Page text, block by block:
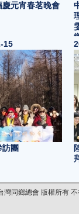
慶元宵春茗晚會
15
團
25
灣同鄉總會 版權所有